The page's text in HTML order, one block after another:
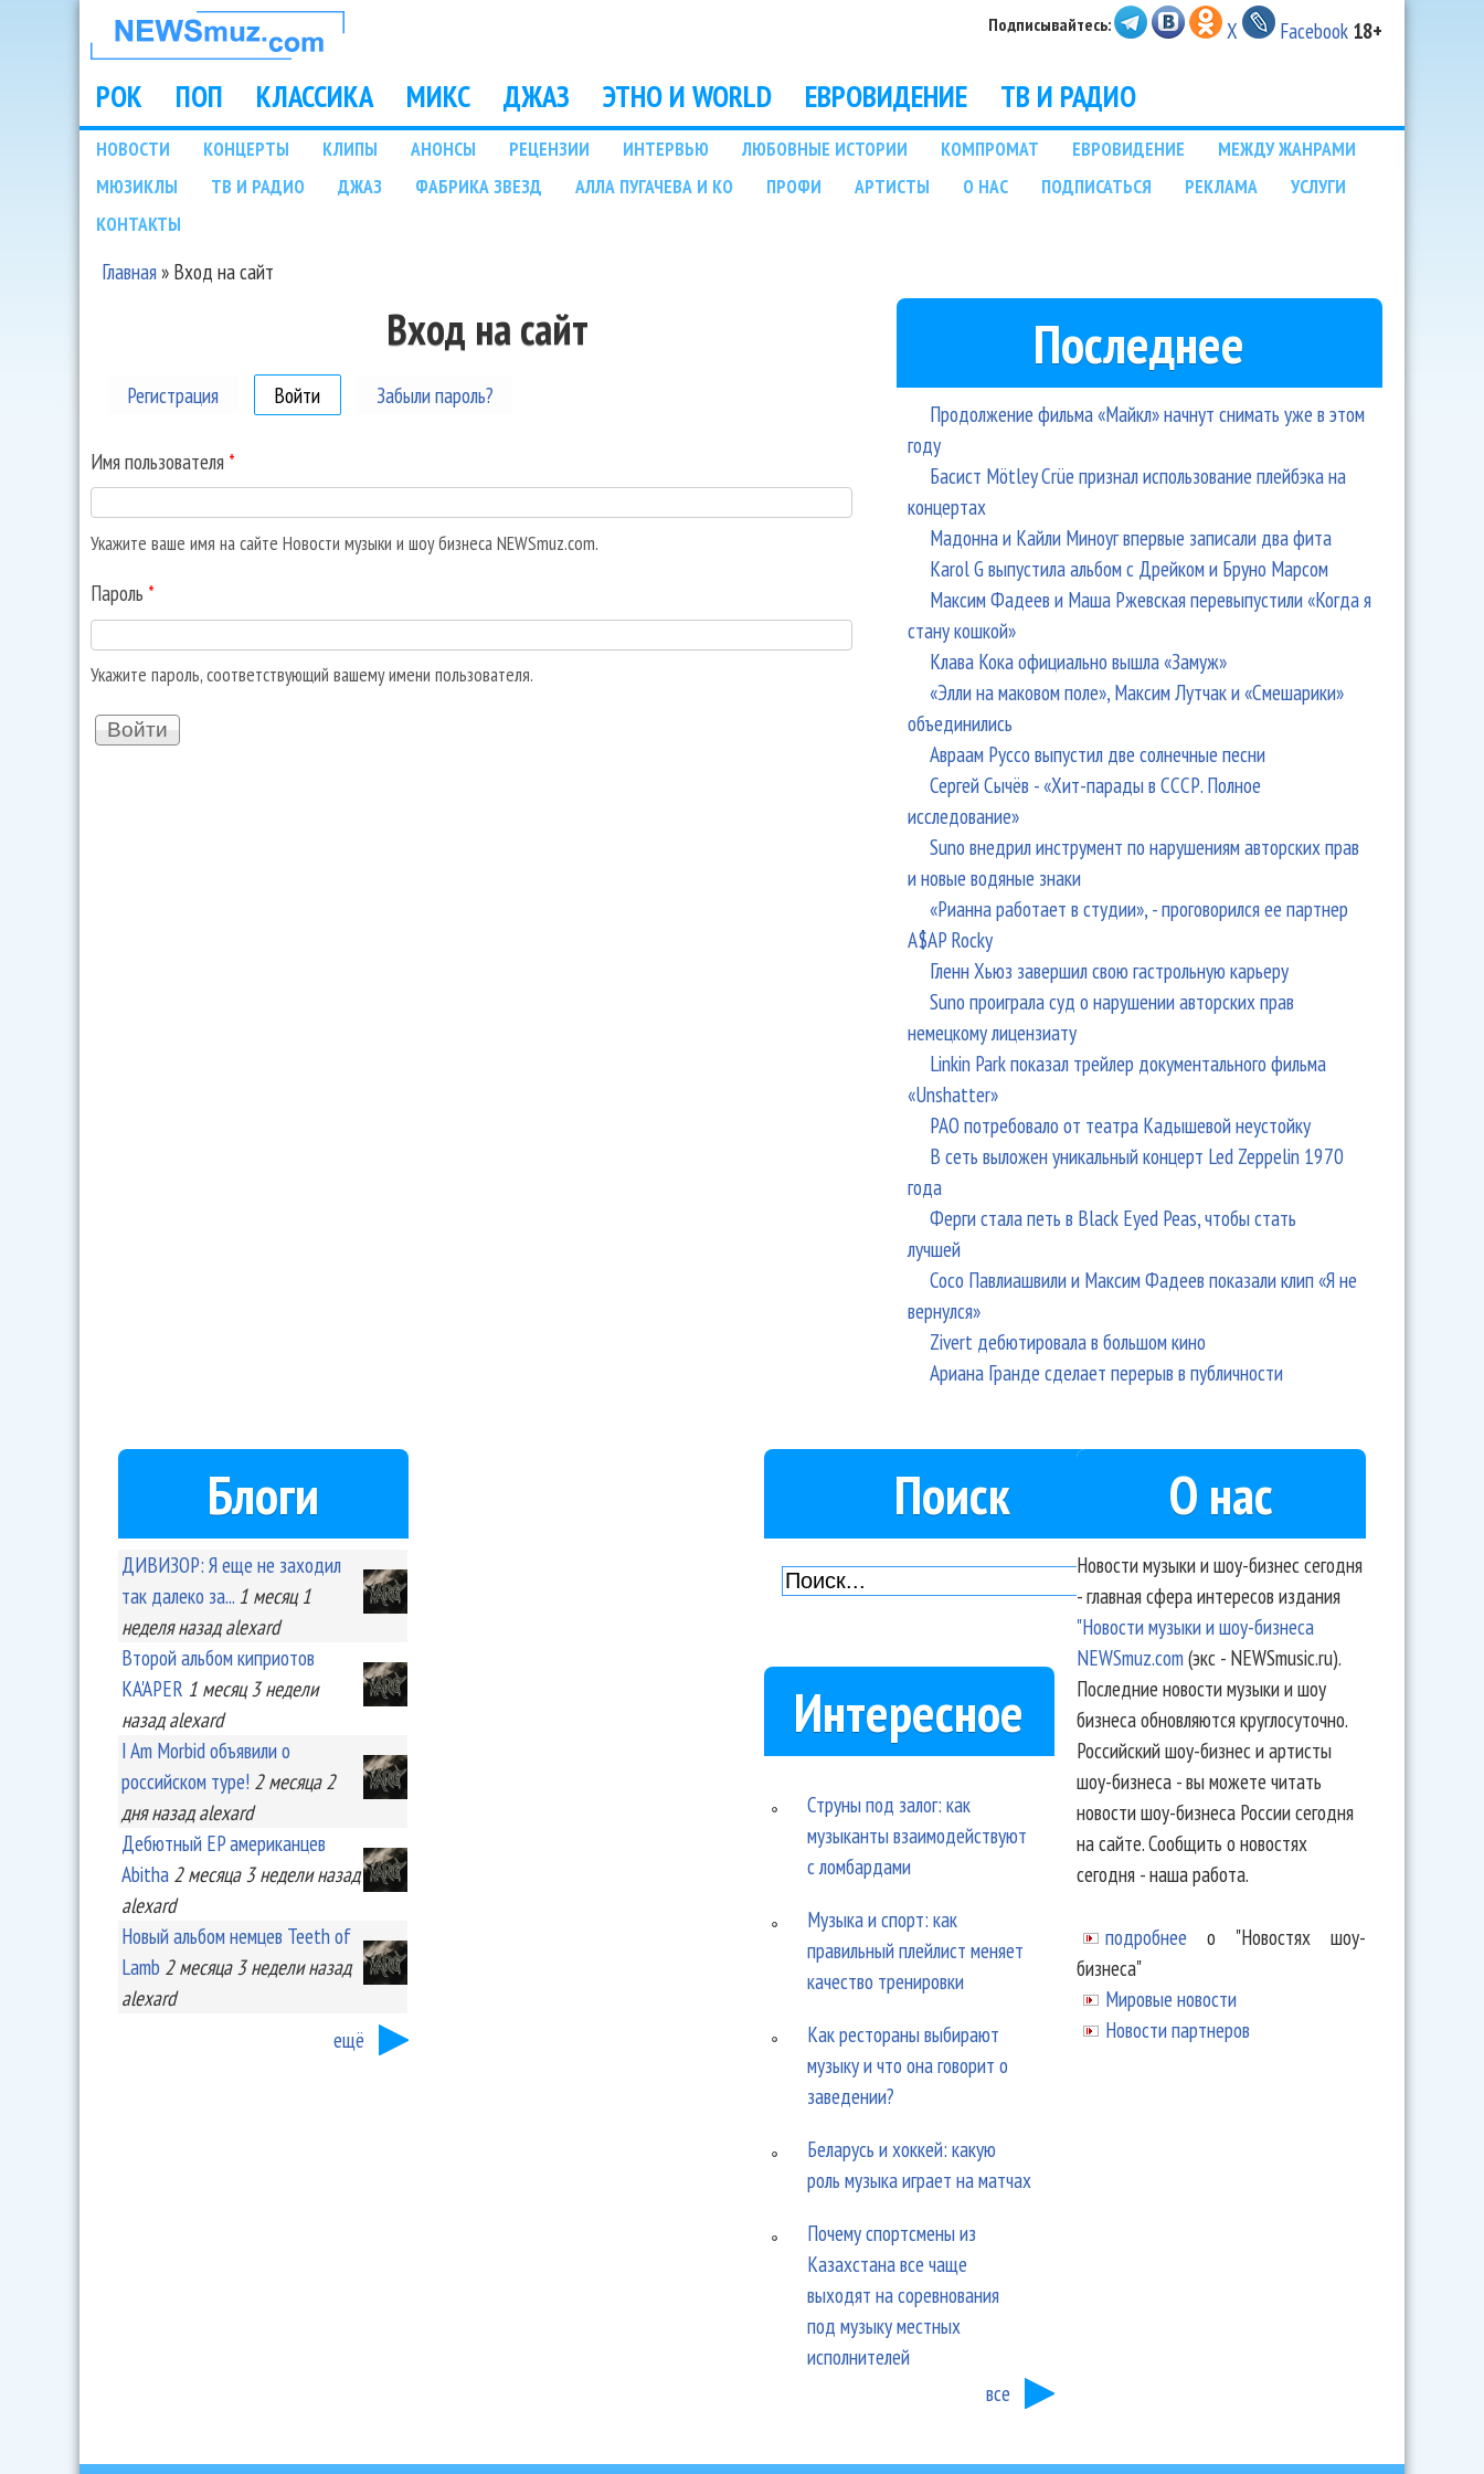
НОВОСТИ
МУЗЫКИ И
ШОУ БИЗНЕСА
NEWSMUZ.COM
Подписывайтесь: X Facebook 18+
Main menu
РОК ПОП КЛАССИКА МИКС ДЖАЗ ЭТНО И WORLD ЕВРОВИДЕНИЕ ТВ И РАДИО
Подразделы
НОВОСТИ КОНЦЕРТЫ КЛИПЫ АНОНСЫ РЕЦЕНЗИИ ИНТЕРВЬЮ ЛЮБОВНЫЕ ИСТОРИИ КОМПРОМАТ ЕВРОВИДЕНИЕ
МЕЖДУ ЖАНРАМИ
МЮЗИКЛЫ
ТВ И РАДИО ДЖАЗ ФАБРИКА ЗВЕЗД АЛЛА ПУГАЧЕВА И КО ПРОФИ АРТИСТЫ О НАС ПОДПИСАТЬСЯ РЕКЛАМА
УСЛУГИ
КОНТАКТЫ
Вы здесь
Главная» Вход на сайт
Вход на сайт
Регистрация Войти (активная вкладка)
Забыли пароль?
Имя пользователя *
Укажите ваше имя на сайте Новости музыки и шоу бизнеса NEWSmuz.com.
Пароль *
Укажите пароль, соответствующий вашему имени пользователя.
Последнее
Продолжение фильма «Майкл» начнут снимать уже в этом
году
Басист Mötley Crüe признал использование плейбэка на
концертах
Мадонна и Кайли Миноуг впервые записали два фита
Karol G выпустила альбом с Дрейком и Бруно Марсом
Максим Фадеев и Маша Ржевская перевыпустили «Когда я
стану кошкой»
Клава Кока официально вышла «Замуж»
«Элли на маковом поле», Максим Лутчак и «Смешарики»
объединились
Авраам Руссо выпустил две солнечные песни
Сергей Сычёв - «Хит-парады в СССР. Полное
исследование»
Suno внедрил инструмент по нарушениям авторских прав
и новые водяные знаки
«Рианна работает в студии», - проговорился ее партнер
A$AP Rocky
Гленн Хьюз завершил свою гастрольную карьеру
Suno проиграла суд о нарушении авторских прав
немецкому лицензиату
Linkin Park показал трейлер документального фильма
«Unshatter»
РАО потребовало от театра Кадышевой неустойку
В сеть выложен уникальный концерт Led Zeppelin 1970
года
Ферги стала петь в Black Eyed Peas, чтобы стать
лучшей
Сосо Павлиашвили и Максим Фадеев показали клип «Я не
вернулся»
Zivert дебютировала в большом кино
Ариана Гранде сделает перерыв в публичности
Блоги
ДИВИЗОР: Я еще не заходил
так далеко за... 1 месяц 1
неделяназад alexard
Второй альбом киприотов
KA'APER 1 месяц 3 недели
назад alexard
I Am Morbid объявили о
российском туре! 2 месяца 2
дняназад alexard
Дебютный EP американцев
Abitha 2 месяца 3 неделиназад
alexard
Новый альбом немцев Teeth of
Lamb 2 месяца 3 неделиназад
alexard
ещё
Поиск
Интересное
Струны под залог: как
музыканты взаимодействуют
с ломбардами
Музыка и спорт: как
правильный плейлист меняет
качество тренировки
Как рестораны выбирают
музыку и что она говорит о
заведении?
Беларусь и хоккей: какую
роль музыка играет на матчах
Почему спортсмены из
Казахстана все чаще
выходят на соревнования
под музыку местных
исполнителей
все
О нас
Новости музыки и шоу-бизнес сегодня
- главная сфера интересов издания
"Новости музыки и шоу-бизнеса
NEWSmuz.com(экс - NEWSmusic.ru).
Последние новости музыки и шоу
бизнеса обновляются круглосуточно.
Российский шоу-бизнес и артисты
шоу-бизнеса - вы можете читать
новости шоу-бизнеса России сегодня
на сайте. Сообщить о новостях
сегодня - наша работа.
подробнее о "Новостях шоу-
бизнеса"
Мировые новости
Новости партнеров